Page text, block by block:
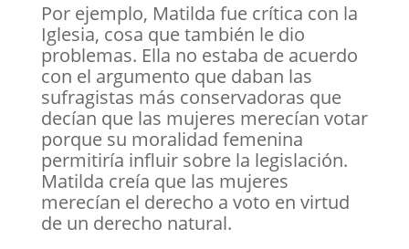
Por ejemplo, Matilda fue crítica con la
Iglesia, cosa que también le dio
problemas. Ella no estaba de acuerdo
con el argumento que daban las
sufragistas más conservadoras que
decían que las mujeres merecían votar
porque su moralidad femenina
permitiría influir sobre la legislación.
Matilda creía que las mujeres
merecían el derecho a voto en virtud
de un derecho natural.